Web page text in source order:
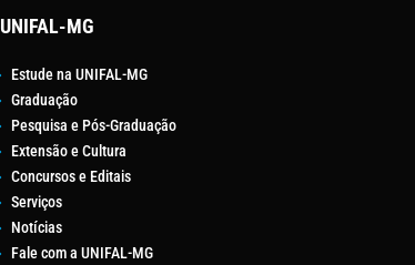
UNIFAL-MG
Estude na UNIFAL-MG
Graduação
Pesquisa e Pós-Graduação
Extensão e Cultura
Concursos e Editais
Serviços
Notícias
Fale com a UNIFAL-MG